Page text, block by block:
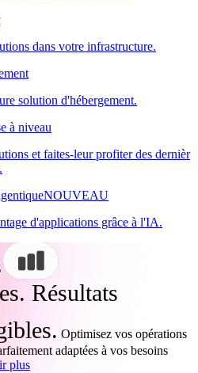
dans votre infrastructure.
solution d'hébergement.
à niveau
et faites-leur profiter des dernièr
NOUVEAU
d'applications grâce à l'IA.
Résultats
Optimisez vos opérations
adaptées à vos besoins
plus